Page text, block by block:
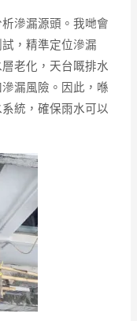
滲漏源頭。我哋會
，精準定位滲漏
老化，天台嘅排水
漏風險。因此，喺
統，確保雨水可以